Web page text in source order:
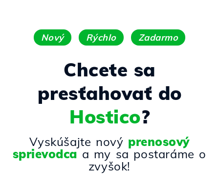
Nový Rýchlo Zadarmo
Chcete sa
presťahovať do
Hostico?
Vyskúšajte nový prenosový
sprievodca a my sa postaráme o
zvyšok!